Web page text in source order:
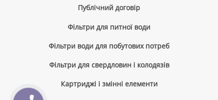
Публічний договір
Фільтри для питної води
Фільтри води для побутових потреб
Фільтри для свердловин і колодязів
Картриджі і змінні елементи